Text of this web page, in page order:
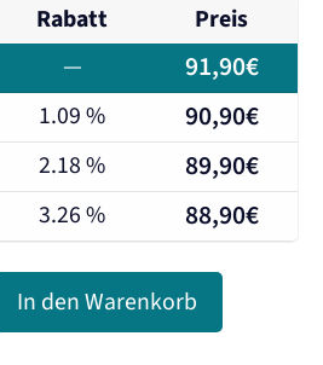
Rabatt
Preis
— 91,90€
1.09 % 90,90€
2.18 % 89,90€
3.26 % 88,90€
Carbonit
In den Warenkorb